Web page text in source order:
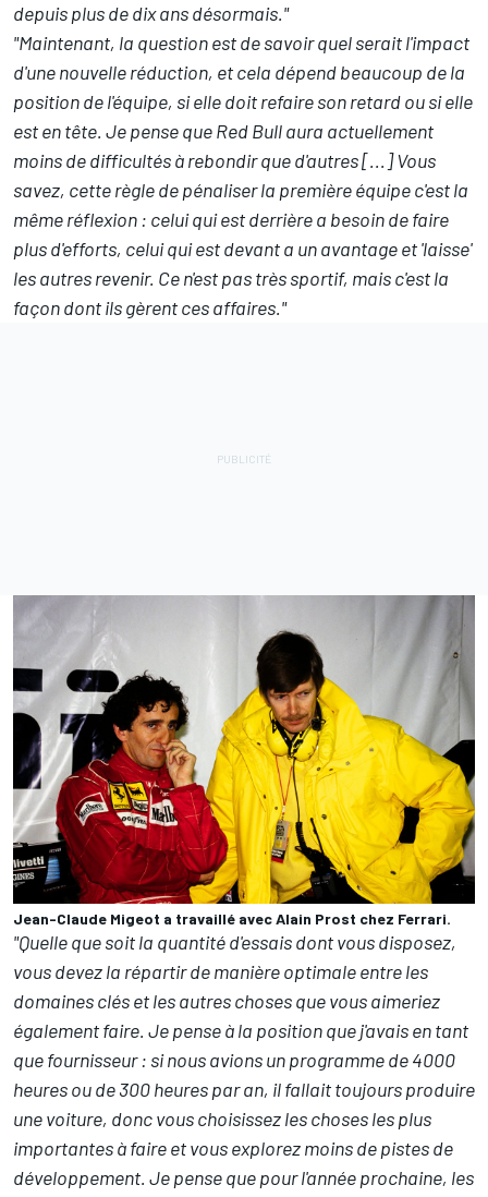
depuis plus de dix ans désormais."
"Maintenant, la question est de savoir quel serait l'impact
d'une nouvelle réduction, et cela dépend beaucoup de la
position de l'équipe, si elle doit refaire son retard ou si elle
est en tête. Je pense que Red Bull aura actuellement
moins de difficultés à rebondir que d'autres [...] Vous
savez, cette règle de pénaliser la première équipe c'est la
même réflexion : celui qui est derrière a besoin de faire
plus d'efforts, celui qui est devant a un avantage et 'laisse'
les autres revenir. Ce n'est pas très sportif, mais c'est la
façon dont ils gèrent ces affaires."
Jean-Claude Migeot a travaillé avec Alain Prost chez Ferrari.
"Quelle que soit la quantité d'essais dont vous disposez,
vous devez la répartir de manière optimale entre les
domaines clés et les autres choses que vous aimeriez
également faire. Je pense à la position que j'avais en tant
que fournisseur : si nous avions un programme de 4000
heures ou de 300 heures par an, il fallait toujours produire
une voiture, donc vous choisissez les choses les plus
importantes à faire et vous explorez moins de pistes de
développement. Je pense que pour l'année prochaine, les